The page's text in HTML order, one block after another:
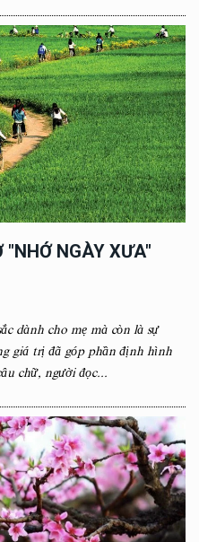
"NHỚ NGÀY XƯA"
dành cho mẹ mà còn là sự
giá trị đã góp phần định hình
chữ, người đọc...